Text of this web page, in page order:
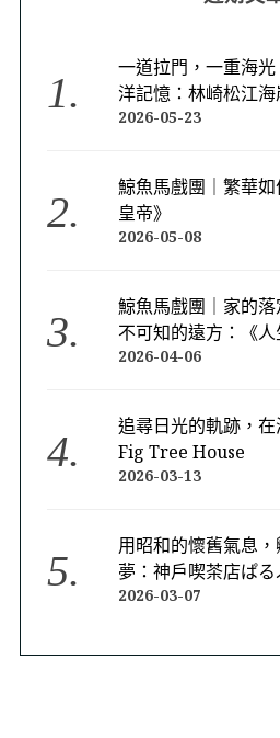
一道拉門，一重海
洋記憶：林崎松江海
2026-05-23
鯨魚馬戲團｜繁華
皇帝》
2026-05-08
鯨魚馬戲團｜家的
不可知的遠方：《人
2026-04-06
追尋日光的軌跡，在
Fig Tree House
2026-03-13
用昭和的懷舊氣息
夢：神戶喫茶店ぱ
2026-03-07